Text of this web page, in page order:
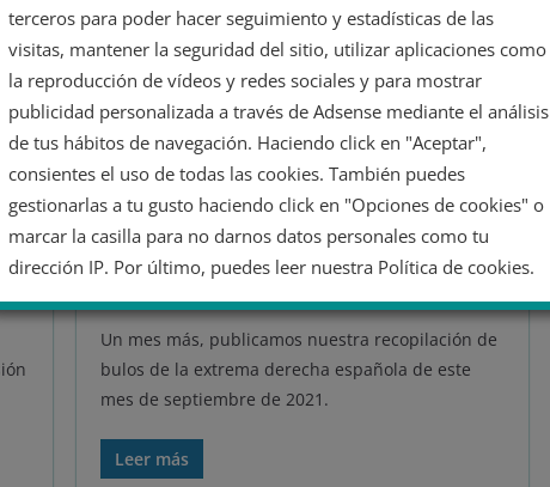
BULOS Y "FAKE NEWS"
13 octubre 2021
Juan Francisco Albert
,europa extrema derecha
fascismo,Maldita.es ,Maldito bulo,posverdad,pp,
recopilación de bulos,ultraderecha,vox
25 minutos de lectura
Recopilación de bulos de la
extrema derecha española
de septiembre de 2021
Un mes más, publicamos nuestra recopilación de
bulos de la extrema derecha española de este
mes de septiembre de 2021.
Leer más
terceros para poder hacer seguimiento y estadísticas de las
visitas, mantener la seguridad del sitio, utilizar aplicaciones como
la reproducción de vídeos y redes sociales y para mostrar
publicidad personalizada a través de Adsense mediante el análisis
de tus hábitos de navegación. Haciendo click en "Aceptar",
consientes el uso de todas las cookies. También puedes
gestionarlas a tu gusto haciendo click en "Opciones de cookies" o
marcar la casilla para no darnos datos personales como tu
dirección IP. Por último, puedes leer nuestra Política de cookies.
No dar mi información personal
.
Rechazar cookies